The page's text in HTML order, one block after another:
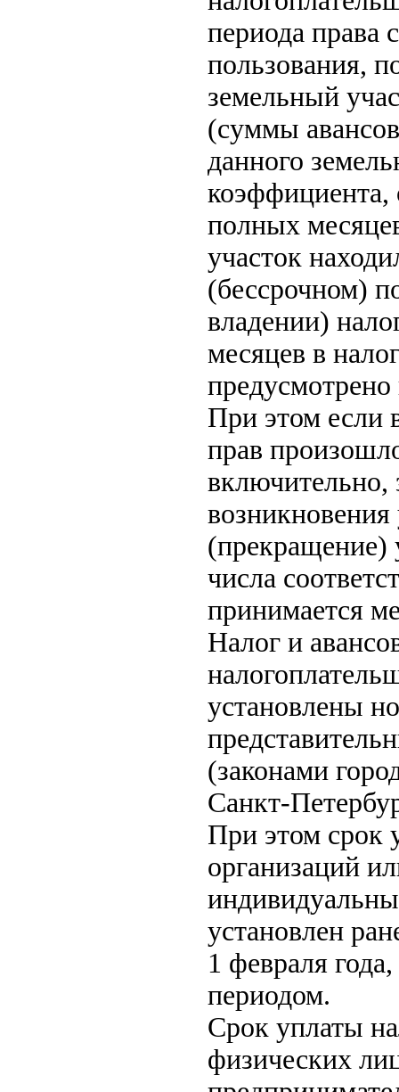
периода права
пользования,
земельный
(суммы
данного
коэффициента,
полных
участок
(бессрочном)
владении)
месяцев в
предусмотрено
При этом если
прав
включительно,
(прекращение)
числа
принимается
Налог и
установлены
(законами
Санкт-
При этом срок
организаций
установлен
1 февраля
периодом.
Срок уплаты
физических